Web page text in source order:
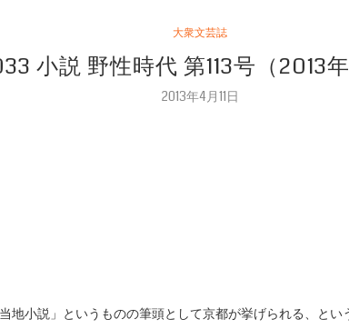
大衆文芸誌
小説 野性時代 第113号（2013
2013年4月11日
小説」というものの筆頭として京都が挙げられる、とい